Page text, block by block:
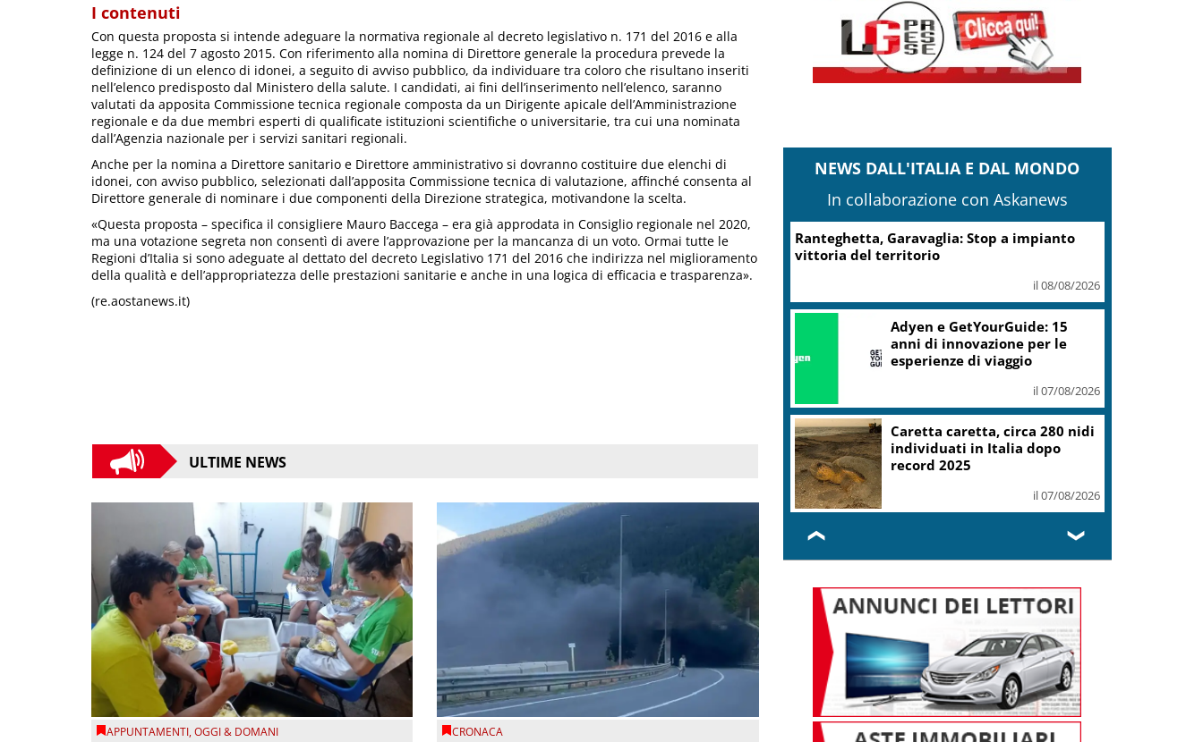
I contenuti
Con questa proposta si intende adeguare la normativa regionale al decreto legislativo n. 171 del 2016 e alla
legge n. 124 del 7 agosto 2015. Con riferimento alla nomina di Direttore generale la procedura prevede la
definizione di un elenco di idonei, a seguito di avviso pubblico, da individuare tra coloro che risultano inseriti
nell’elenco predisposto dal Ministero della salute. I candidati, ai fini dell’inserimento nell’elenco, saranno
valutati da apposita Commissione tecnica regionale composta da un Dirigente apicale dell’Amministrazione
regionale e da due membri esperti di qualificate istituzioni scientifiche o universitarie, tra cui una nominata
dall’Agenzia nazionale per i servizi sanitari regionali.
Anche per la nomina a Direttore sanitario e Direttore amministrativo si dovranno costituire due elenchi di
idonei, con avviso pubblico, selezionati dall’apposita Commissione tecnica di valutazione, affinché consenta al
Direttore generale di nominare i due componenti della Direzione strategica, motivandone la scelta.
«Questa proposta – specifica il consigliere Mauro Baccega – era già approdata in Consiglio regionale nel 2020,
ma una votazione segreta non consentì di avere l’approvazione per la mancanza di un voto. Ormai tutte le
Regioni d’Italia si sono adeguate al dettato del decreto Legislativo 171 del 2016 che indirizza nel miglioramento
della qualità e dell’appropriatezza delle prestazioni sanitarie e anche in una logica di efficacia e trasparenza».
(re.aostanews.it)
ULTIME NEWS
APPUNTAMENTI,OGGI & DOMANI CRONACA
NEWS DALL'ITALIA E DAL MONDO
In collaborazione con Askanews
Ranteghetta, Garavaglia: Stop a impianto
vittoria del territorio
il 08/08/2026
Adyen e GetYourGuide: 15
anni di innovazione per le
esperienze di viaggio
il 07/08/2026
Caretta caretta, circa 280 nidi
individuati in Italia dopo
record 2025
il 07/08/2026
❮ ❯